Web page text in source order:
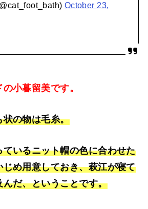
October 23,
小暮留美です。
状の物は毛糸。
いるニット帽の色に合わせた
め用意しておき、萩江が寝て
だ、ということです。